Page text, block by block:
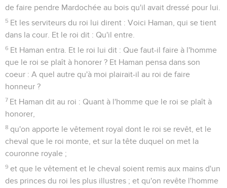
de faire pendre Mardochée au bois qu'il avait dressé pour lui.
5 Et les serviteurs du roi lui dirent : Voici Haman, qui se tient
dans la cour. Et le roi dit : Qu'il entre.
6 Et Haman entra. Et le roi lui dit : Que faut-il faire à l'homme
que le roi se plaît à honorer ? Et Haman pensa dans son
coeur : A quel autre qu'à moi plairait-il au roi de faire
honneur ?
7 Et Haman dit au roi : Quant à l'homme que le roi se plaît à
honorer,
8 qu'on apporte le vêtement royal dont le roi se revêt, et le
cheval que le roi monte, et sur la tête duquel on met la
couronne royale ;
9 et que le vêtement et le cheval soient remis aux mains d'un
des princes du roi les plus illustres ; et qu'on revête l'homme